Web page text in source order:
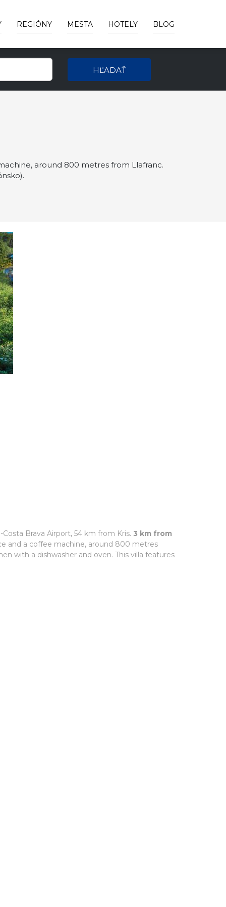
REGIÓNY MESTA HOTELY BLOG
HĽADAŤ
around 800 metres from Llafranc.
Brava Airport, 54 km from Kris. 3 km from
and a coffee machine, around 800 metres
with a dishwasher and oven. This villa features